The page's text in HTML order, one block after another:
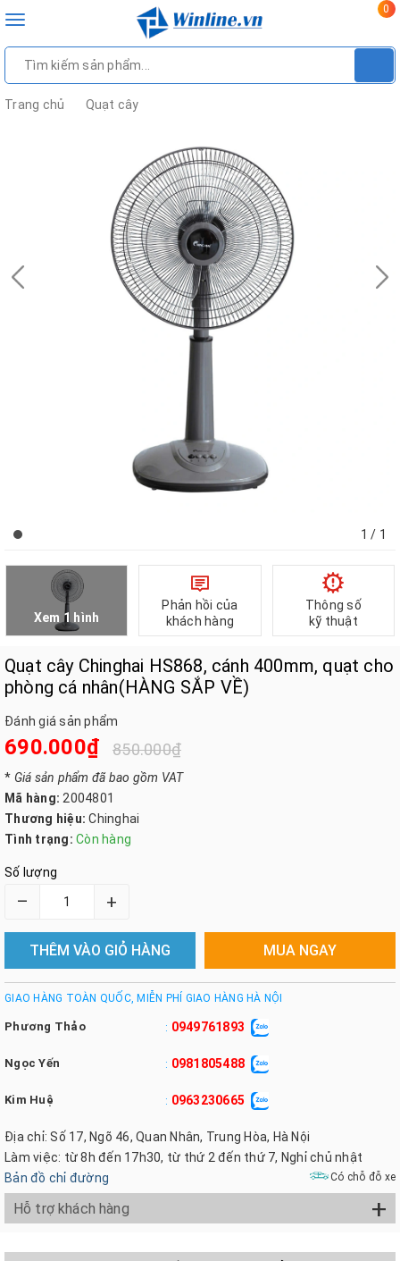
Toggle
0
Trang chủ Quạt cây
1 / 1
Xem 1 hình
Phản hồi của
khách hàng
Thông số
kỹ thuật
Quạt cây Chinghai HS868, cánh 400mm, quạt cho
phòng cá nhân(HÀNG SẮP VỀ)
Đánh giá sản phẩm
690.000₫ 850.000₫
* Giá sản phẩm đã bao gồm VAT
Mã hàng: 2004801
Thương hiệu: Chinghai
Tình trạng: Còn hàng
Số lượng
– +
THÊM VÀO GIỎ HÀNG MUA NGAY
GIAO HÀNG TOÀN QUỐC, MIỄN PHÍ GIAO HÀNG HÀ NỘI
Phương Thảo : 0949761893
Ngọc Yến : 0981805488
Kim Huệ : 0963230665
Địa chỉ: Số 17, Ngõ 46, Quan Nhân, Trung Hòa, Hà Nội
Làm việc: từ 8h đến 17h30, từ thứ 2 đến thứ 7, Nghỉ chủ nhật
Bản đồ chỉ đường
Có chỗ đỗ xe
Hỗ trợ khách hàng +